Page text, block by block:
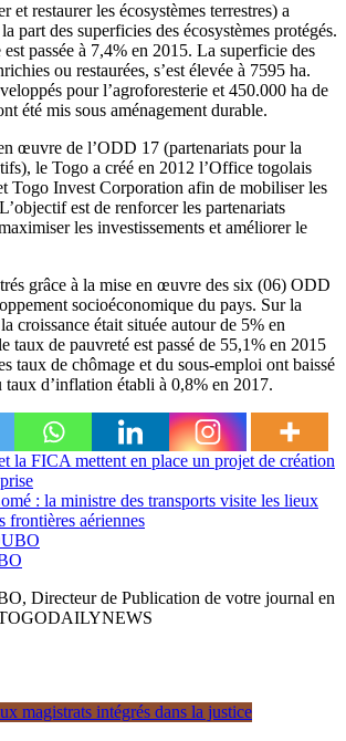
et restaurer les écosystèmes terrestres) a
part des superficies des écosystèmes protégés.
passée à 7,4% en 2015. La superficie des
ou restaurées, s’est élevée à 7595 ha.
pour l’agroforesterie et 450.000 ha de
été mis sous aménagement durable.
œuvre de l’ODD 17 (partenariats pour la
le Togo a créé en 2012 l’Office togolais
Togo Invest Corporation afin de mobiliser les
est de renforcer les partenariats
les investissements et améliorer le
grâce à la mise en œuvre des six (06) ODD
socioéconomique du pays. Sur la
croissance était située autour de 5% en
taux de pauvreté est passé de 55,1% en 2015
taux de chômage et du sous-emploi ont baissé
taux d’inflation établi à 0,8% en 2017.
la FICA mettent en place un projet de création
: la ministre des transports visite les lieux
frontières aériennes
Directeur de Publication de votre journal en